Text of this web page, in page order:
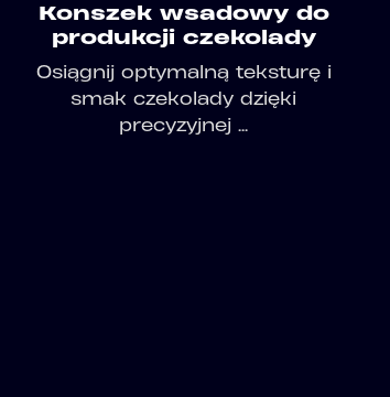
Konszek wsadowy do
produkcji czekolady
Osiągnij optymalną teksturę i
smak czekolady dzięki
precyzyjnej ...